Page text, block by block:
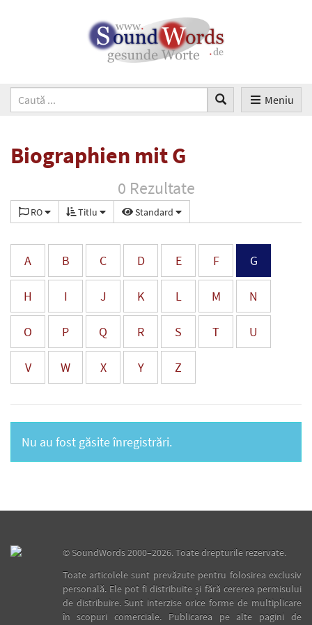
Meniu
Biographien mit G
0 Rezultate
RO Titlu Standard
A B C D E F G
H I J K L M N
O P Q R S T U
V W X Y Z
Nu au fost găsite înregistrări.
©SoundWords2000–2026. Toate drepturile rezervate.
Toate articolele sunt prevăzute pentru folosirea exclusiv
personală. Ele pot fi distribuite şi fără cererea permisului
de distribuire. Sunt interzise orice forme de multiplicare
în scopuri comerciale. Publicarea pe alte pagini de